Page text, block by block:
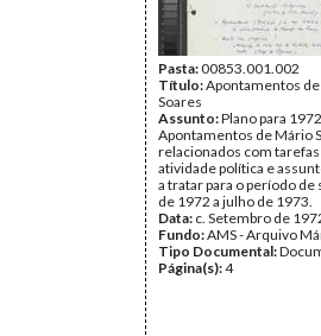
Pasta:00853.001.002
Título:Apontamentos
Soares
Assunto:Plano para
Apontamentos de Mário
relacionados com tarefas
atividade política e
a tratar para o período
de 1972 a julho de 1973.
Data: c. Setembro de
Fundo:AMS - Arquivo
Tipo Documental:
Página(s):4